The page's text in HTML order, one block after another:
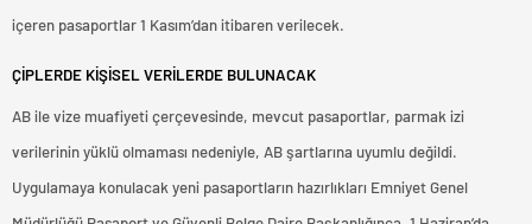
içeren pasaportlar 1 Kasım’dan itibaren verilecek.
ÇİPLERDE KİŞİSEL VERİLERDE BULUNACAK
AB ile vize muafiyeti çerçevesinde, mevcut pasaportlar, parmak izi
verilerinin yüklü olmaması nedeniyle, AB şartlarına uyumlu değildi.
Uygulamaya konulacak yeni pasaportların hazırlıkları Emniyet Genel